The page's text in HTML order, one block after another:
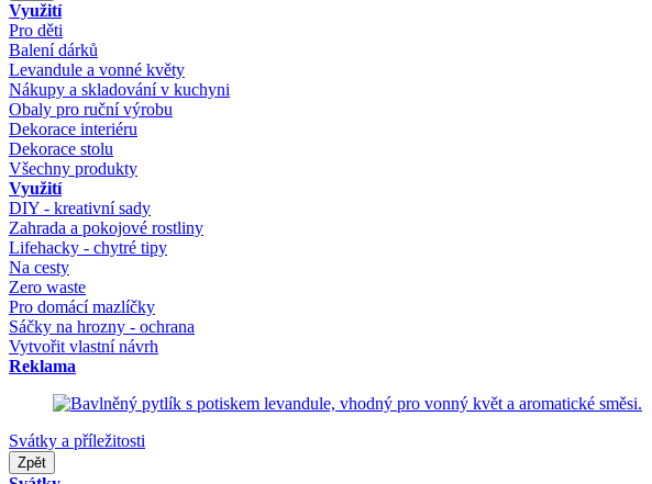
Využití
Pro děti
Balení dárků
Levandule a vonné květy
Nákupy a skladování v kuchyni
Obaly pro ruční výrobu
Dekorace interiéru
Dekorace stolu
Všechny produkty
Využití
DIY - kreativní sady
Zahrada a pokojové rostliny
Lifehacky - chytré tipy
Na cesty
Zero waste
Pro domácí mazlíčky
Sáčky na hrozny - ochrana
Vytvořit vlastní návrh
Reklama
Svátky a příležitosti
Zpět